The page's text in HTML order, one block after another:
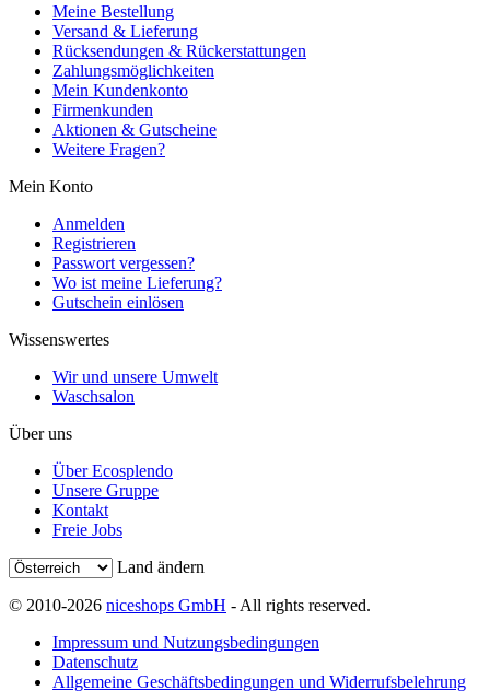
Meine Bestellung
Versand & Lieferung
Rücksendungen & Rückerstattungen
Zahlungsmöglichkeiten
Mein Kundenkonto
Firmenkunden
Aktionen & Gutscheine
Weitere Fragen?
Mein Konto
Anmelden
Registrieren
Passwort vergessen?
Wo ist meine Lieferung?
Gutschein einlösen
Wissenswertes
Wir und unsere Umwelt
Waschsalon
Über uns
Über Ecosplendo
Unsere Gruppe
Kontakt
Freie Jobs
Land ändern
© 2010-2026 niceshops GmbH - All rights reserved.
Impressum und Nutzungsbedingungen
Datenschutz
Allgemeine Geschäftsbedingungen und Widerrufsbelehrung